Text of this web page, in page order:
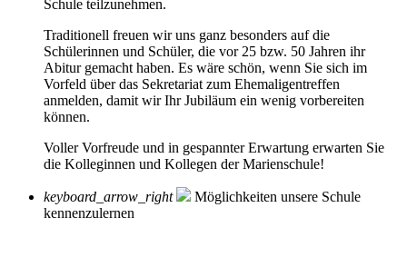
Schule teilzunehmen.
Traditionell freuen wir uns ganz besonders auf die
Schülerinnen und Schüler, die vor 25 bzw. 50 Jahren ihr
Abitur gemacht haben. Es wäre schön, wenn Sie sich im
Vorfeld über das Sekretariat zum Ehemaligentreffen
anmelden, damit wir Ihr Jubiläum ein wenig vorbereiten
können.
Voller Vorfreude und in gespannter Erwartung erwarten Sie
die Kolleginnen und Kollegen der Marienschule!
keyboard_arrow_right
Möglichkeiten unsere Schule
kennenzulernen